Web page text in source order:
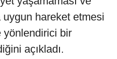
uygun hareket etmesi
yönlendirici bir
açıkladı.